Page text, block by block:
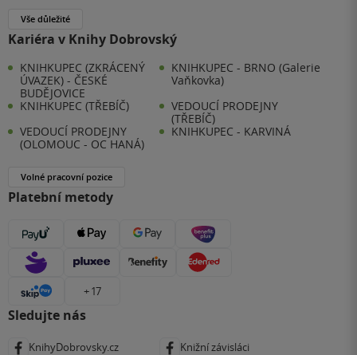
Vše důležité
Kariéra v Knihy Dobrovský
KNIHKUPEC (ZKRÁCENÝ
ÚVAZEK) - ČESKÉ
BUDĚJOVICE
KNIHKUPEC - BRNO (Galerie
Vaňkovka)
KNIHKUPEC (TŘEBÍČ)
VEDOUCÍ PRODEJNY
(TŘEBÍČ)
VEDOUCÍ PRODEJNY
(OLOMOUC - OC HANÁ)
KNIHKUPEC - KARVINÁ
Volné pracovní pozice
Platební metody
+ 17
Sledujte nás
KnihyDobrovsky.cz Knižní závisláci